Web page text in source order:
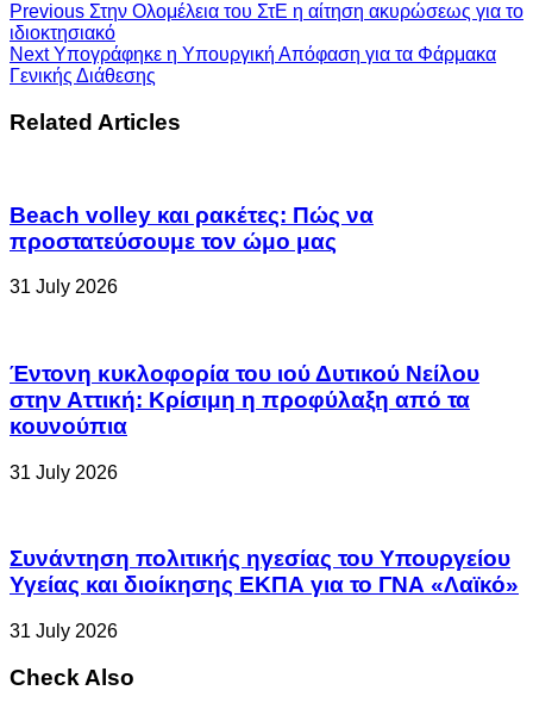
Previous Στην Ολομέλεια του ΣτΕ η αίτηση ακυρώσεως για το
ιδιοκτησιακό
NextΥπογράφηκε η Υπουργική Απόφαση για τα Φάρμακα
Γενικής Διάθεσης
Related Articles
Beach volley και ρακέτες: Πώς να
προστατεύσουμε τον ώμο μας
31 July 2026
Έντονη κυκλοφορία του ιού Δυτικού Νείλου
στην Αττική: Κρίσιμη η προφύλαξη από τα
κουνούπια
31 July 2026
Συνάντηση πολιτικής ηγεσίας του Υπουργείου
Υγείας και διοίκησης ΕΚΠΑ για το ΓΝΑ «Λαϊκό»
31 July 2026
Check Also